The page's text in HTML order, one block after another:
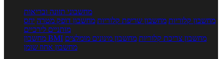
מחשבוני תזונה ובריאות
מחשבון קלוריות מחשבון שריפת קלוריות מחשבון דופק מטרה יחס
מותניים לירכיים
מחשבון BMI
מחשבון צריכת קלוריות מחשבון מינונים מומלצים
מחשבון אחוז שומן